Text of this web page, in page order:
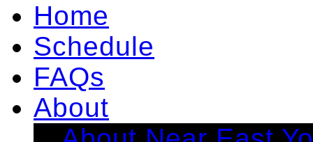
Home
Schedule
FAQs
About